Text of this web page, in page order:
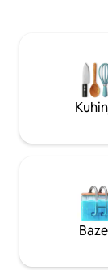
private gym,
gathering
large groups.